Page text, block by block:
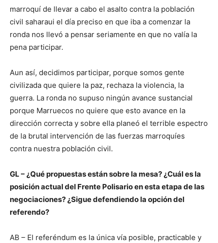
marroquí de llevar a cabo el asalto contra la población
civil saharaui el día preciso en que iba a comenzar la
ronda nos llevó a pensar seriamente en que no valía la
pena participar.
Aun así, decidimos participar, porque somos gente
civilizada que quiere la paz, rechaza la violencia, la
guerra. La ronda no supuso ningún avance sustancial
porque Marruecos no quiere que esto avance en la
dirección correcta y sobre ella planeó el terrible espectro
de la brutal intervención de las fuerzas marroquíes
contra nuestra población civil.
GL – ¿Qué propuestas están sobre la mesa? ¿Cuál es la
posición actual del Frente Polisario en esta etapa de las
negociaciones? ¿Sigue defendiendo la opción del
referendo?
AB – El referéndum es la única vía posible, practicable y